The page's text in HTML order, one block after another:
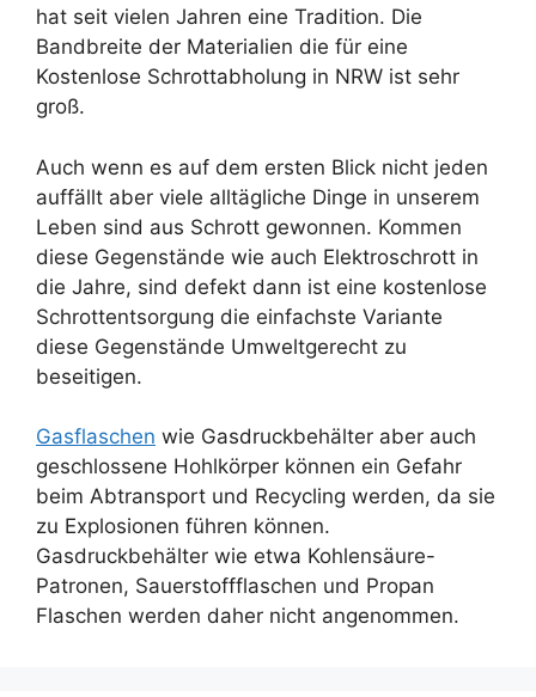
hat seit vielen Jahren eine Tradition. Die
Bandbreite der Materialien die für eine
Kostenlose Schrottabholung in NRW ist sehr
groß.
Auch wenn es auf dem ersten Blick nicht jeden
auffällt aber viele alltägliche Dinge in unserem
Leben sind aus Schrott gewonnen. Kommen
diese Gegenstände wie auch Elektroschrott in
die Jahre, sind defekt dann ist eine kostenlose
Schrottentsorgung die einfachste Variante
diese Gegenstände Umweltgerecht zu
beseitigen.
Gasflaschen wie Gasdruckbehälter aber auch
geschlossene Hohlkörper können ein Gefahr
beim Abtransport und Recycling werden, da sie
zu Explosionen führen können.
Gasdruckbehälter wie etwa Kohlensäure-
Patronen, Sauerstoffflaschen und Propan
Flaschen werden daher nicht angenommen.